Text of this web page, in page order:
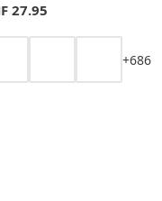
27.95
+686